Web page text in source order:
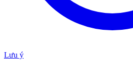
Lưu ý